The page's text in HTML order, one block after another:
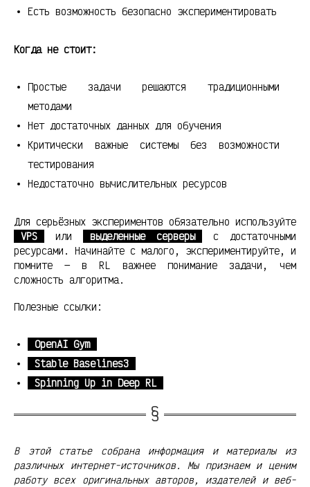
Есть возможность безопасно экспериментировать
Когда не стоит:
Простые задачи решаются традиционными
методами
Нет достаточных данных для обучения
Критически важные системы без возможности
тестирования
Недостаточно вычислительных ресурсов
Для серьёзных экспериментов обязательно используйте
VPS
или выделенные серверы
с достаточными
ресурсами. Начинайте с малого, экспериментируйте, и
помните — в RL важнее понимание задачи, чем
сложность алгоритма.
Полезные ссылки:
OpenAI Gym
Stable Baselines3
Spinning Up in Deep RL
В этой статье собрана информация и материалы из
различных интернет-источников. Мы признаем и ценим
работу всех оригинальных авторов, издателей и веб-